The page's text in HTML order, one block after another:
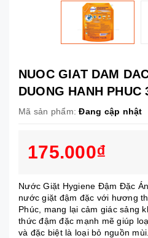
NUOC GIAT DAM
DUONG HANH PHUC
Mã sản phẩm: Đang cập nhật
175.000₫
Nước Giặt Hygiene Đậm Đặc
nước giặt đậm đặc với hương
Phúc, mang lại cảm giác sảng
thức đậm đặc mạnh mẽ giúp
và đặc biệt là loại bỏ nguồn